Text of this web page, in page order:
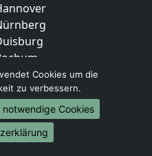
Cookies um die
zu verbessern.
notwendige Cookies